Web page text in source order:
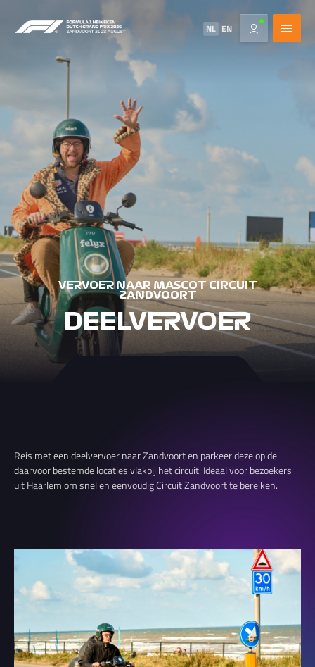
NL EN
VERVOER NAAR MASCOT CIRCUIT
ZANDVOORT
DEELVERVOER
Reis met een deelvervoer naar Zandvoort en parkeer deze op de
daarvoor bestemde locaties vlakbij het circuit. Ideaal voor bezoekers
uit Haarlem om snel en eenvoudig Circuit Zandvoort te bereiken.